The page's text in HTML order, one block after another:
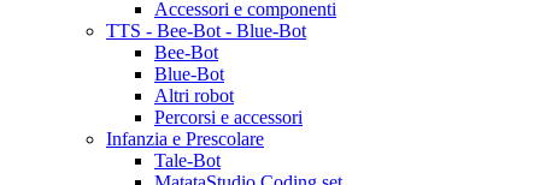
Accessori e componenti
TTS - Bee-Bot - Blue-Bot
Bee-Bot
Blue-Bot
Altri robot
Percorsi e accessori
Infanzia e Prescolare
Tale-Bot